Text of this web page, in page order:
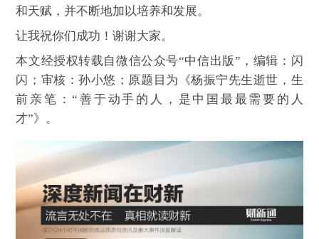
和天赋，并不断地加以培养和发展。
让我祝你们成功！谢谢大家。
本文经授权转载自微信公众号“中信出版”，编辑：闪
闪；审核：孙小悠；原题目为《杨振宁先生逝世，生
前亲笔：“善于动手的人，是中国最最需要的人
才”》。